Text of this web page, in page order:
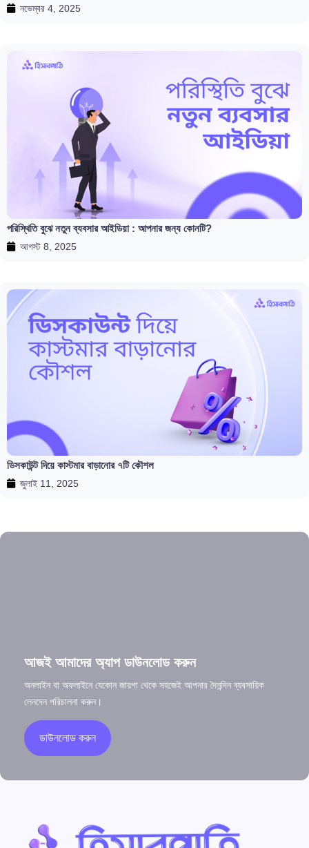
নভেম্বর 4, 2025
পরিস্থিতি বুঝে নতুন ব্যবসার আইডিয়া : আপনার জন্য কোনটি?
আগস্ট 8, 2025
ডিসকাউন্ট দিয়ে কাস্টমার বাড়ানোর ৭টি কৌশল
জুলাই 11, 2025
আজই আমাদের অ্যাপ ডাউনলোড করুন
অনলাইন বা অফলাইনে যেকোন জায়গা থেকে সহজেই আপনার দৈনন্দিন ব্যবসায়িক
লেনদেন পরিচালনা করুন।
ডাউনলোড করুন